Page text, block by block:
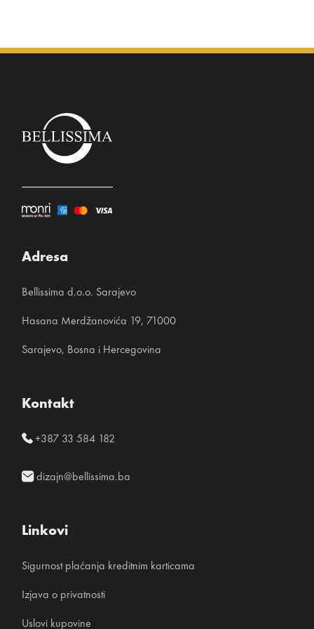
Adresa
Bellissima d.o.o. Sarajevo
Hasana Merdžanovića 19, 71000
Sarajevo, Bosna i Hercegovina
Kontakt
+387 33 584 182
dizajn@bellissima.ba
Linkovi
Sigurnost plaćanja kreditnim karticama
Izjava o privatnosti
Uslovi kupovine